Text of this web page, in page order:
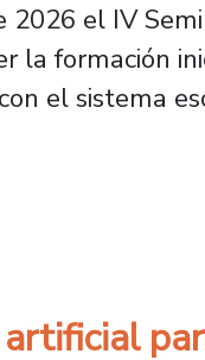
el IV
la formación
el sistema